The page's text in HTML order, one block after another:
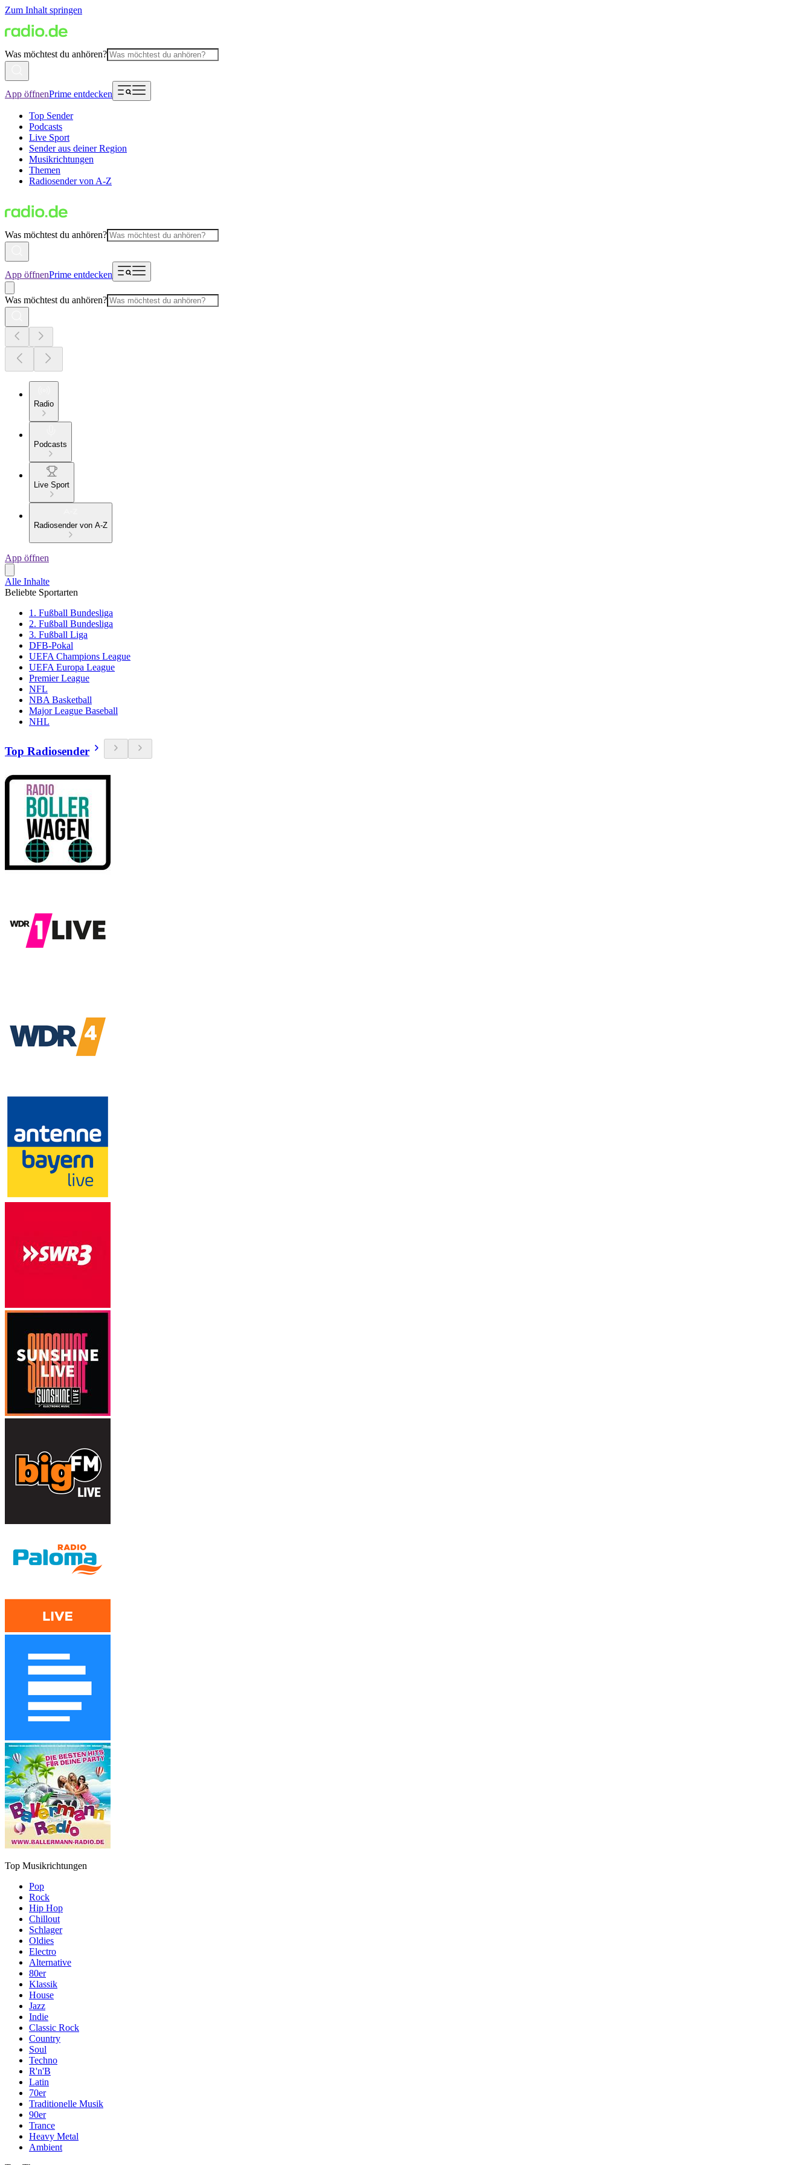
Zum Inhalt springen
Was möchtest du anhören?
App öffnenPrime entdecken
Top Sender
Podcasts
Live Sport
Sender aus deiner Region
Musikrichtungen
Themen
Radiosender von A-Z
Was möchtest du anhören?
App öffnenPrime entdecken
Was möchtest du anhören?
Radio
Podcasts
Live Sport
Radiosender von A-Z
App öffnen
Alle Inhalte
Beliebte Sportarten
1. Fußball Bundesliga
2. Fußball Bundesliga
3. Fußball Liga
DFB-Pokal
UEFA Champions League
UEFA Europa League
Premier League
NFL
NBA Basketball
Major League Baseball
NHL
Top Radiosender
Top Musikrichtungen
Pop
Rock
Hip Hop
Chillout
Schlager
Oldies
Electro
Alternative
80er
Klassik
House
Jazz
Indie
Classic Rock
Country
Soul
Techno
R'n'B
Latin
70er
Traditionelle Musik
90er
Trance
Heavy Metal
Ambient